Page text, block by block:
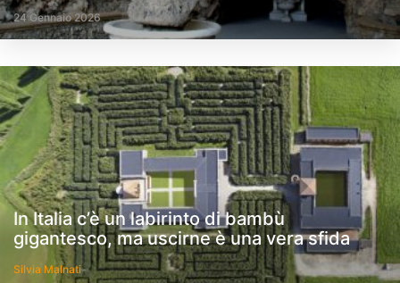
24 Gennaio 2026
In Italia c’è un labirinto di bambù
gigantesco, ma uscirne è una vera sfida
Silvia Malnati